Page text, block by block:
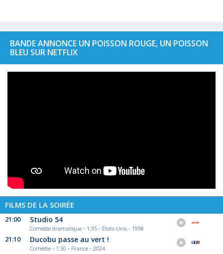
BANDE ANNONCE UN POISSON ROUGE, UN POISSON
BLEU SUR NETFLIX
FILMS DE LA SOIRÉE
21:00 Studio 54
Comédie dramatique - 1:35 - Etats-Unis - 1998
21:10 Ducobu passe au vert !
Comédie - 1:30 - France - 2024